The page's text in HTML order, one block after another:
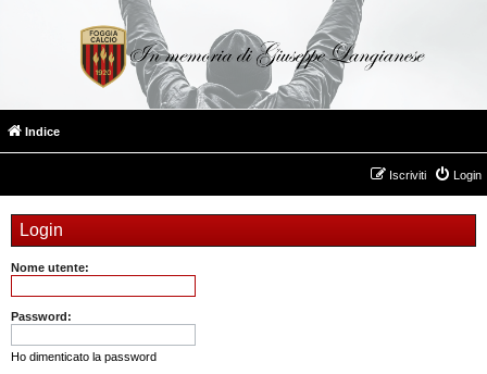
Indice
Login
Iscriviti
Login
Nome utente:
Password:
Ho dimenticato la password